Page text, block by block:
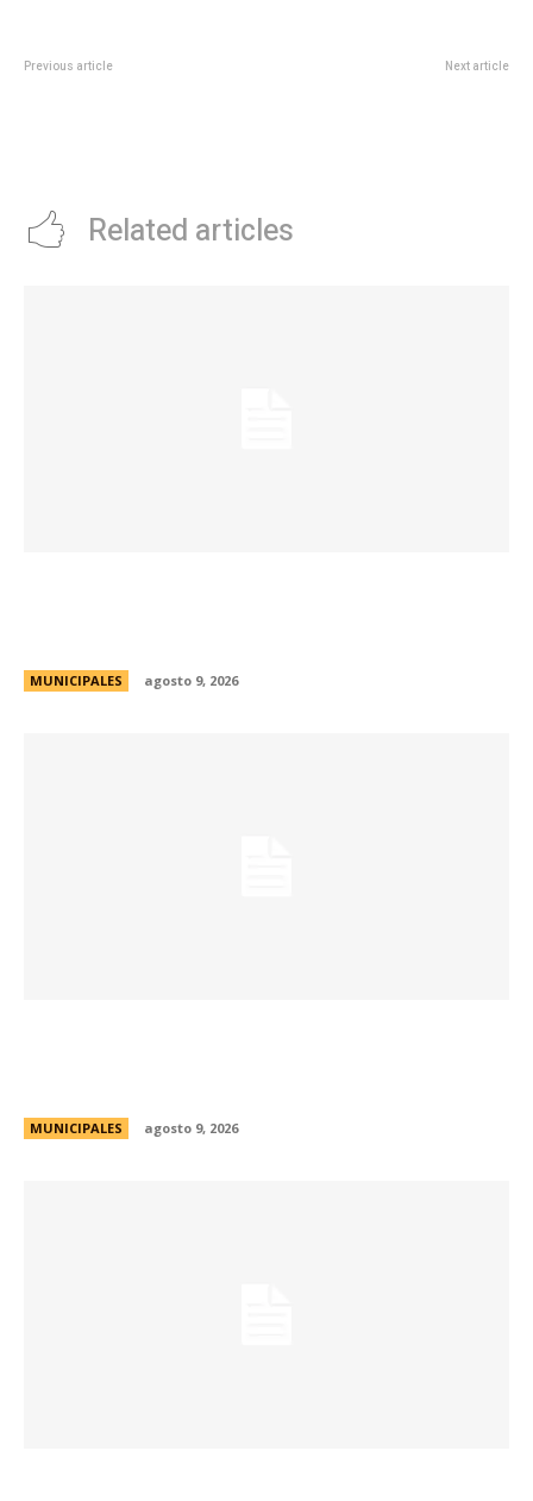
Previous article Next article
Related articles
MUNICIPALES agosto 9, 2026
MUNICIPALES agosto 9, 2026